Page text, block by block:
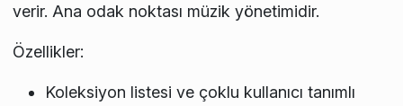
verir. Ana odak noktası müzik yönetimidir.
Özellikler:
Koleksiyon listesi ve çoklu kullanıcı tanımlı